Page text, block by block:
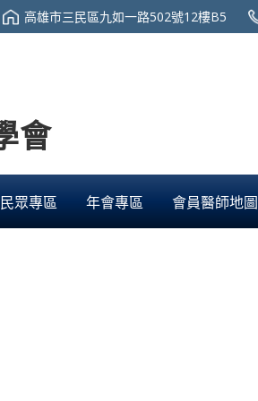
高雄市三民區九如一路502號12樓B5
民眾專區 年會專區 會員醫師地圖